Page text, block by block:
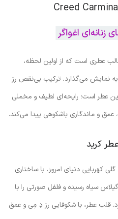
زنانه‌ای اغواگر
عطری است که از اولین لحظه‌،
به نمایش می‌گذارد. ترکیب بی‌نقص رز
عطر است؛ رایحه‌ای لطیف و مخملی
و ماندگاری باشکوهی پیدا می‌کند.
کرید
کهربایی دنیای امروز، با ساختاری
سیاه رسیده و فلفل صورتی را با
قلب عطر، با شکوفایی رز دِ مِی و عمق